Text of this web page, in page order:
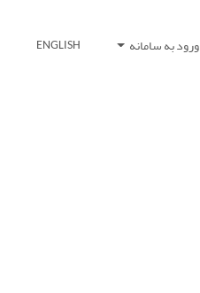
ورود به سامانه ENGLISH